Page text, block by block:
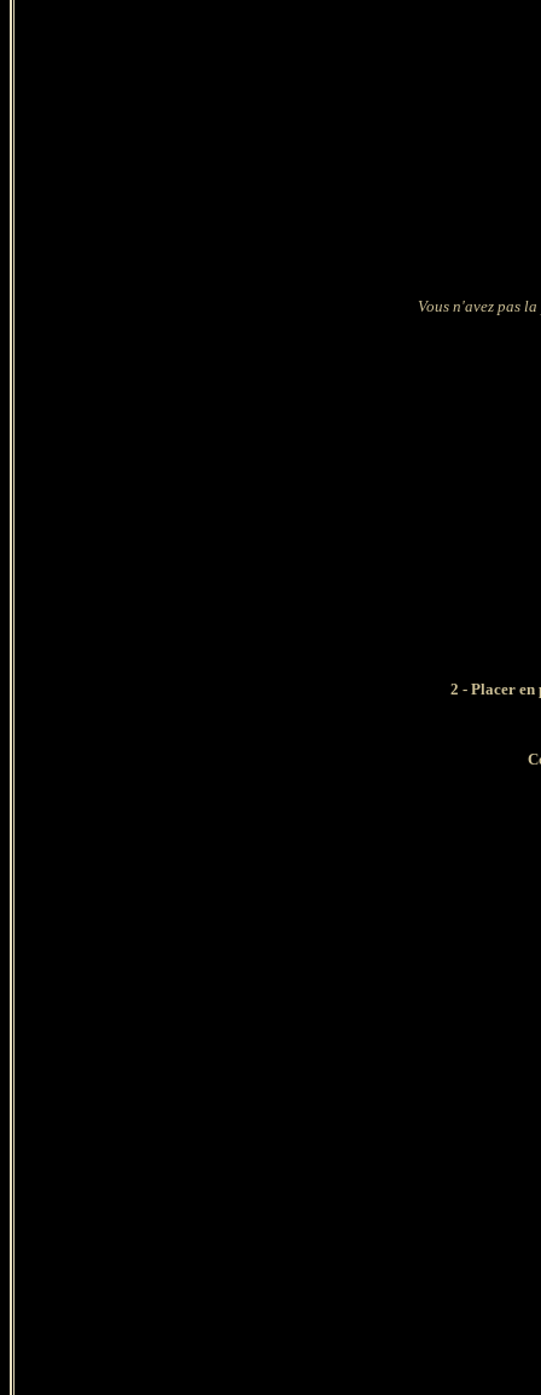
Vous n'avez pas
2 - Placer